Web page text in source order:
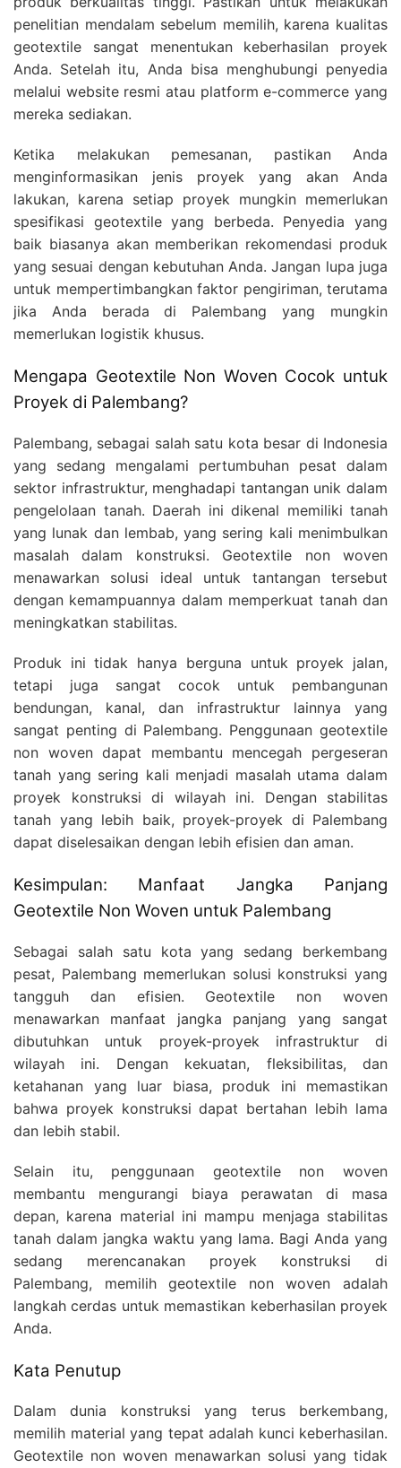
penelitian mendalam sebelum memilih, karena kualitas
geotextile sangat menentukan keberhasilan proyek
Anda. Setelah itu, Anda bisa menghubungi penyedia
melalui website resmi atau platform e-commerce yang
mereka sediakan.
Ketika melakukan pemesanan, pastikan Anda
menginformasikan jenis proyek yang akan Anda
lakukan, karena setiap proyek mungkin memerlukan
spesifikasi geotextile yang berbeda. Penyedia yang
baik biasanya akan memberikan rekomendasi produk
yang sesuai dengan kebutuhan Anda. Jangan lupa juga
untuk mempertimbangkan faktor pengiriman, terutama
jika Anda berada di Palembang yang mungkin
memerlukan logistik khusus.
Mengapa Geotextile Non Woven Cocok untuk
Proyek di Palembang?
Palembang, sebagai salah satu kota besar di Indonesia
yang sedang mengalami pertumbuhan pesat dalam
sektor infrastruktur, menghadapi tantangan unik dalam
pengelolaan tanah. Daerah ini dikenal memiliki tanah
yang lunak dan lembab, yang sering kali menimbulkan
masalah dalam konstruksi. Geotextile non woven
menawarkan solusi ideal untuk tantangan tersebut
dengan kemampuannya dalam memperkuat tanah dan
meningkatkan stabilitas.
Produk ini tidak hanya berguna untuk proyek jalan,
tetapi juga sangat cocok untuk pembangunan
bendungan, kanal, dan infrastruktur lainnya yang
sangat penting di Palembang. Penggunaan geotextile
non woven dapat membantu mencegah pergeseran
tanah yang sering kali menjadi masalah utama dalam
proyek konstruksi di wilayah ini. Dengan stabilitas
tanah yang lebih baik, proyek-proyek di Palembang
dapat diselesaikan dengan lebih efisien dan aman.
Kesimpulan: Manfaat Jangka Panjang
Geotextile Non Woven untuk Palembang
Sebagai salah satu kota yang sedang berkembang
pesat, Palembang memerlukan solusi konstruksi yang
tangguh dan efisien. Geotextile non woven
menawarkan manfaat jangka panjang yang sangat
dibutuhkan untuk proyek-proyek infrastruktur di
wilayah ini. Dengan kekuatan, fleksibilitas, dan
ketahanan yang luar biasa, produk ini memastikan
bahwa proyek konstruksi dapat bertahan lebih lama
dan lebih stabil.
Selain itu, penggunaan geotextile non woven
membantu mengurangi biaya perawatan di masa
depan, karena material ini mampu menjaga stabilitas
tanah dalam jangka waktu yang lama. Bagi Anda yang
sedang merencanakan proyek konstruksi di
Palembang, memilih geotextile non woven adalah
langkah cerdas untuk memastikan keberhasilan proyek
Anda.
Kata Penutup
Dalam dunia konstruksi yang terus berkembang,
memilih material yang tepat adalah kunci keberhasilan.
Geotextile non woven menawarkan solusi yang tidak